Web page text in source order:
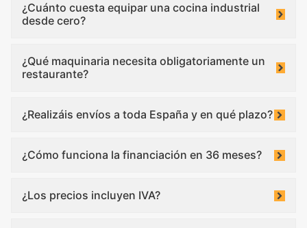
¿Cuánto cuesta equipar una cocina industrial
desde cero?
¿Qué maquinaria necesita obligatoriamente un
restaurante?
¿Realizáis envíos a toda España y en qué plazo?
¿Cómo funciona la financiación en 36 meses?
¿Los precios incluyen IVA?